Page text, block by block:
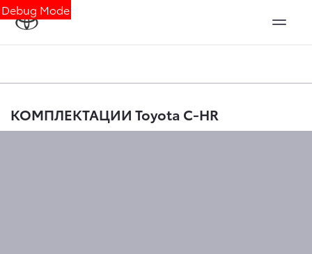
Debug Mode
КОМПЛЕКТАЦИИ Toyota C-HR